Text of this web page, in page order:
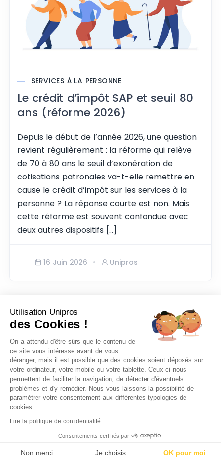
SERVICES À LA PERSONNE
Le crédit d’impôt SAP et seuil 80
ans (réforme 2026)
Depuis le début de l’année 2026, une question
revient régulièrement : la réforme qui relève
de 70 à 80 ans le seuil d’exonération de
cotisations patronales va-t-elle remettre en
cause le crédit d’impôt sur les services à la
personne ? La réponse courte est non. Mais
cette réforme est souvent confondue avec
deux autres dispositifs […]
16 Juin 2026 Unipros
Utilisation Unipros
des Cookies !
On a attendu d'être sûrs que le contenu de
ce site vous intéresse avant de vous
déranger, mais il est possible que des cookies soient déposés sur
votre ordinateur, votre mobile ou votre tablette. Ceux-ci nous
permettent de faciliter la navigation, de détecter d'éventuels
problèmes et d'y remédier. Nous vous laissons la possibilité de
paramétrer votre consentement aux différentes typologies de
cookies.
Lire la politique de confidentialité
Consentements certifiés par
Non merci Je choisis OK pour moi